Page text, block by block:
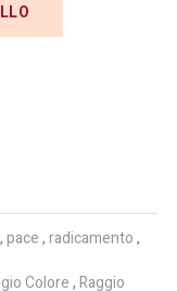
,pace,radicamento,
Colore,Raggio